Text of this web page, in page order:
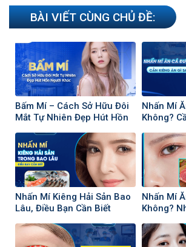
BÀI VIẾT CÙNG CHỦ ĐỀ:
Bấm Mí – Cách Sở Hữu Đôi
Mắt Tự Nhiên Đẹp Hút Hồn
Nhấn Mí
Không?
Nhấn Mí Kiêng Hải Sản Bao
Lâu, Điều Bạn Cần Biết
Nhấn Mí
Không?